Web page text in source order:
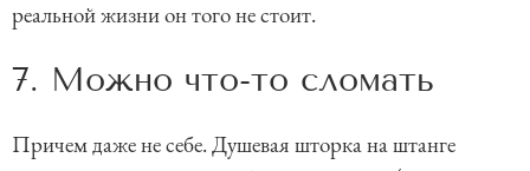
реальной жизни он того не стоит.
7. Можно что-то сломать
Причем даже не себе. Душевая шторка на штанге